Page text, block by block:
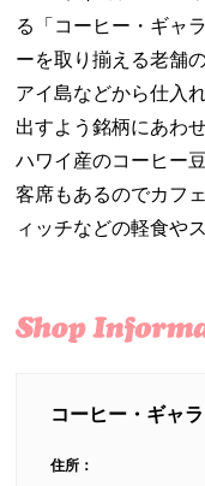
る「コーヒー・ギャ
ーを取り揃える老舗
アイ島などから仕入
出すよう銘柄にあわ
ハワイ産のコーヒー
客席もあるのでカフ
ィッチなどの軽食や
コーヒー・ギャ
住所：